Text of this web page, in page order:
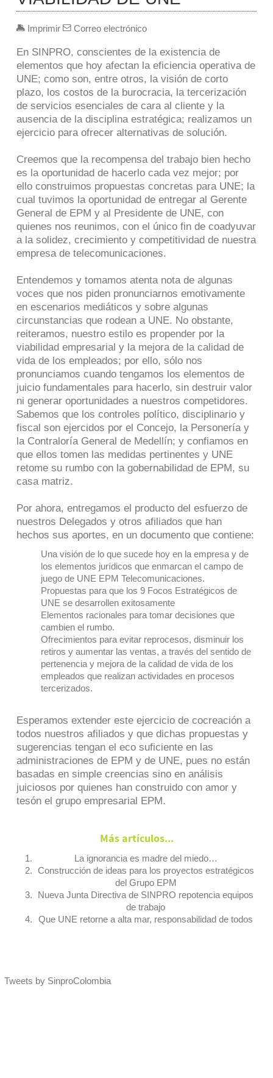
Imprimir Correo electrónico
En SINPRO, conscientes de la existencia de
elementos que hoy afectan la eficiencia operativa de
UNE; como son, entre otros, la visión de corto
plazo, los costos de la burocracia, la tercerización
de servicios esenciales de cara al cliente y la
ausencia de la disciplina estratégica; realizamos un
ejercicio para ofrecer alternativas de solución.
Creemos que la recompensa del trabajo bien hecho
es la oportunidad de hacerlo cada vez mejor; por
ello construimos propuestas concretas para UNE; la
cual tuvimos la oportunidad de entregar al Gerente
General de EPM y al Presidente de UNE, con
quienes nos reunimos, con el único fin de coadyuvar
a la solidez, crecimiento y competitividad de nuestra
empresa de telecomunicaciones.
Entendemos y tomamos atenta nota de algunas
voces que nos piden pronunciarnos emotivamente
en escenarios mediáticos y sobre algunas
circunstancias que rodean a UNE. No obstante,
reiteramos, nuestro estilo es propender por la
viabilidad empresarial y la mejora de la calidad de
vida de los empleados; por ello, sólo nos
pronunciamos cuando tengamos los elementos de
juicio fundamentales para hacerlo, sin destruir valor
ni generar oportunidades a nuestros competidores.
Sabemos que los controles político, disciplinario y
fiscal son ejercidos por el Concejo, la Personería y
la Contraloría General de Medellín; y confiamos en
que ellos tomen las medidas pertinentes y UNE
retome su rumbo con la gobernabilidad de EPM, su
casa matriz.
Por ahora, entregamos el producto del esfuerzo de
nuestros Delegados y otros afiliados que han
hechos sus aportes, en un documento que contiene:
Una visión de lo que sucede hoy en la empresa y de
los elementos jurídicos que enmarcan el campo de
juego de UNE EPM Telecomunicaciones.
Propuestas para que los 9 Focos Estratégicos de
UNE se desarrollen exitosamente
Elementos racionales para tomar decisiones que
cambien el rumbo.
Ofrecimientos para evitar reprocesos, disminuir los
retiros y aumentar las ventas, a través del sentido de
pertenencia y mejora de la calidad de vida de los
empleados que realizan actividades en procesos
tercerizados.
Esperamos extender este ejercicio de cocreación a
todos nuestros afiliados y que dichas propuestas y
sugerencias tengan el eco suficiente en las
administraciones de EPM y de UNE, pues no están
basadas en simple creencias sino en análisis
juiciosos por quienes han construido con amor y
tesón el grupo empresarial EPM.
Más artículos...
La ignorancia es madre del miedo…
Construcción de ideas para los proyectos estratégicos
del Grupo EPM
Nueva Junta Directiva de SINPRO repotencia equipos
de trabajo
Que UNE retorne a alta mar, responsabilidad de todos
Tweets by SinproColombia